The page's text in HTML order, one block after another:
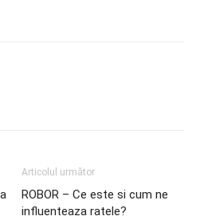
Articolul următor
ROBOR – Ce este si cum ne
influenteaza ratele?